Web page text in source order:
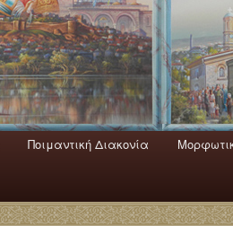
Ποιμαντική Διακονία